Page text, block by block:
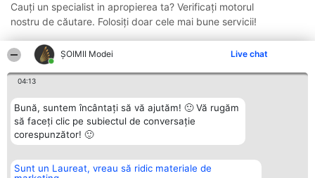
ȘOIMII Modei Live chat
04:13
Bună, suntem încântați să vă ajutăm! 🙂 Vă rugăm
să faceți clic pe subiectul de conversație
corespunzător! 🙂
Sunt un Laureat, vreau să ridic materiale de
Cauți un specialist in apropierea ta? Verificați motorul
nostru de căutare. Folosiți doar cele mai bune servicii!
Organizator Ranking Plebiscyt Contact